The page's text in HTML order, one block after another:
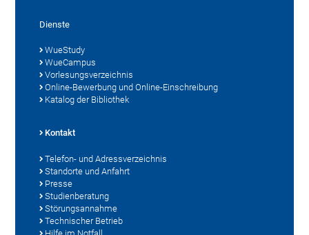
Dienste
WueStudy
WueCampus
Vorlesungsverzeichnis
Online-Bewerbung und Online-Einschreibung
Katalog der Bibliothek
Kontakt
Telefon- und Adressverzeichnis
Standorte und Anfahrt
Presse
Studienberatung
Störungsannahme
Technischer Betrieb